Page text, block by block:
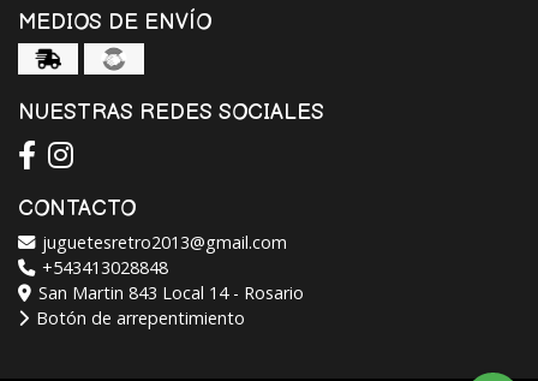
MEDIOS DE ENVÍO
NUESTRAS REDES SOCIALES
CONTACTO
juguetesretro2013@gmail.com
+543413028848
San Martin 843 Local 14 - Rosario
Botón de arrepentimiento